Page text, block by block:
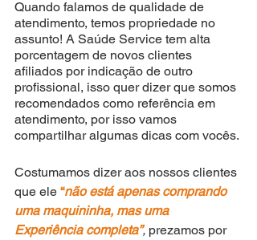
Quando falamos de qualidade de
atendimento, temos propriedade no
assunto! A Saúde Service tem alta
porcentagem de novos clientes
afiliados por indicação de outro
profissional, isso quer dizer que somos
recomendados como referência em
atendimento, por isso vamos
compartilhar algumas dicas com vocês.
Costumamos dizer aos nossos clientes
que ele “não está apenas comprando
uma maquininha, mas uma
Experiência completa”, prezamos por